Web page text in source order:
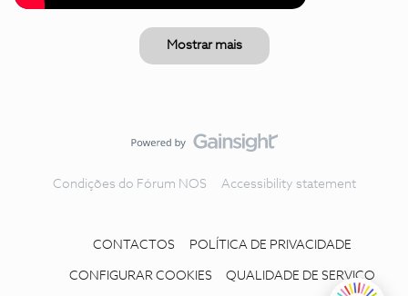
Mostrar mais
Condições do Fórum NOS Accessibility statement
CONTACTOS POLÍTICA DE PRIVACIDADE
CONFIGURAR COOKIES QUALIDADE DE SERVIÇO